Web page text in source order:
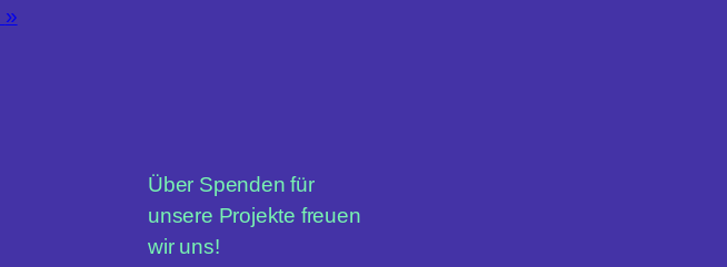
»
Über Spenden für
unsere Projekte freuen
wir uns!